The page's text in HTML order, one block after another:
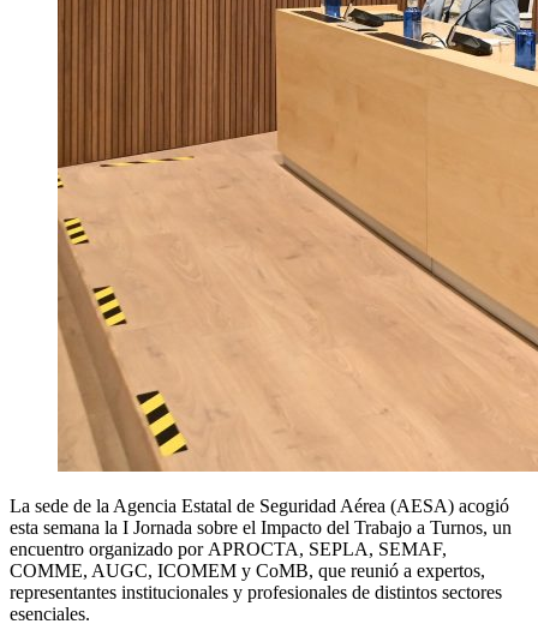
La sede de la Agencia Estatal de Seguridad Aérea (AESA) acogió
esta semana la I Jornada sobre el Impacto del Trabajo a Turnos, un
encuentro organizado por APROCTA, SEPLA, SEMAF,
COMME, AUGC, ICOMEM y CoMB, que reunió a expertos,
representantes institucionales y profesionales de distintos sectores
esenciales.